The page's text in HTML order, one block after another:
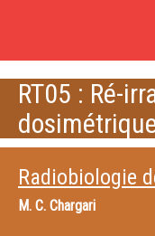
RT05 : Ré-
Radiobiologie
M. C. Chargari